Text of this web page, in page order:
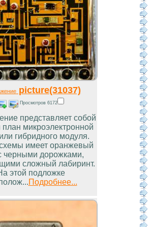
picture(31037)
Просмотров 6172
представляет собой
план микроэлектронной
гибридного модуля.
имеет оранжевый
черными дорожками,
сложный лабиринт.
этой подложке
Подробнее...